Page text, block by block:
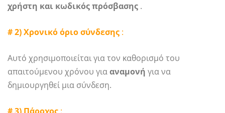
χρήστη και κωδικός πρόσβασης .
# 2) Χρονικό όριο σύνδεσης :
Αυτό χρησιμοποιείται για τον καθορισμό του
απαιτούμενου χρόνου γιααναμονή για να
δημιουργηθεί μια σύνδεση.